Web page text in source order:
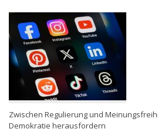
Zwischen Regulierung und
Demokratie herausfordern